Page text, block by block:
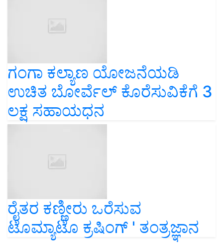
ಗಂಗಾ ಕಲ್ಯಾಣ ಯೋಜನೆಯಡಿ
ಉಚಿತ ಬೋರ್ವೆಲ್ ಕೊರೆಸುವಿಕೆಗೆ 3
ಲಕ್ಷ ಸಹಾಯಧನ
ರೈತರ ಕಣ್ಣೀರು ಒರೆಸುವ
ಟೊಮ್ಯಾಟೊ ಕ್ರಷಿಂಗ್ ' ತಂತ್ರಜ್ಞಾನ